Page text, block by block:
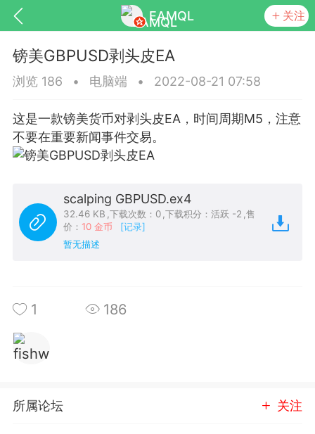
EAMQL 关注
匿名树洞 发起挑战
Lv.9 神隐会员 靓号
EA+
电脑端 趋势
狼行黄金一次一单1.1你们期待的一
了，主打高胜率没浮亏！复利模式下 历
2026.03.17 数据表现...
镑美GBPUSD剥头皮EA
浏览 186 • 电脑端 • 2022-08-21 07:58
这是一款镑美货币对剥头皮EA，时间周期M5，注意
不要在重要新闻事件交易。
scalping GBPUSD.ex4
32.46 KB ,下载次数：0 ,下载积分：活跃 -2 ,售
价： 10 金币
[记录]
暂无描述
1 186
所属论坛 关注